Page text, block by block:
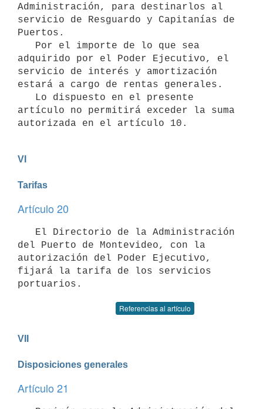
Administración, para destinarlos al
servicio de Resguardo y Capitanías de
Puertos.
adquirido por el Poder Ejecutivo, el
servicio de interés y amortización
estará a cargo de rentas generales.
artículo no permitirá exceder la suma
autorizada en el artículo 10.
VI
Tarifas
Artículo 20
del Puerto de Montevideo, con la
autorización del Poder Ejecutivo,
fijará la tarifa de los servicios
portuarios.
Referencias al artículo
VII
Disposiciones generales
Artículo 21